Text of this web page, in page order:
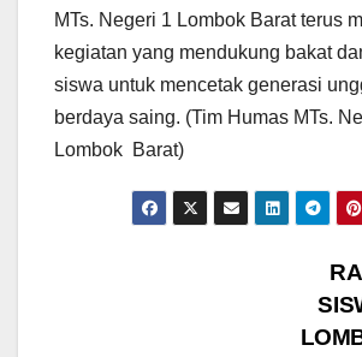
MTs. Negeri 1 Lombok Barat terus
kegiatan yang mendukung bakat
siswa untuk mencetak generasi
berdaya saing. (Tim Humas MTs.
Lombok Barat)